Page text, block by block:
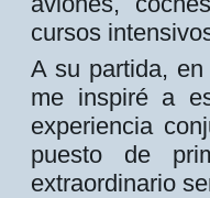
cursos
A su partida,
me inspiré a
experiencia
puesto de
extraordinario